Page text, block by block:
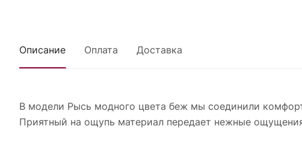
Описание Оплата Доставка
В модели Рысь модного цвета беж мы соединили
Приятный на ощупь материал передает нежные